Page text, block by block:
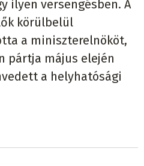
ilyen versengésben. A
körülbelül
a miniszterelnököt,
pártja május elején
a helyhatósági